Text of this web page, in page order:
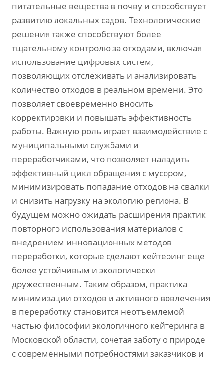
питательные вещества в почву и способствует
развитию локальных садов. Технологические
решения также способствуют более
тщательному контролю за отходами, включая
использование цифровых систем,
позволяющих отслеживать и анализировать
количество отходов в реальном времени. Это
позволяет своевременно вносить
корректировки и повышать эффективность
работы. Важную роль играет взаимодействие с
муниципальными службами и
переработчиками, что позволяет наладить
эффективный цикл обращения с мусором,
минимизировать попадание отходов на свалки
и снизить нагрузку на экологию региона. В
будущем можно ожидать расширения практик
повторного использования материалов с
внедрением инновационных методов
переработки, которые сделают кейтеринг еще
более устойчивым и экологически
дружественным. Таким образом, практика
минимизации отходов и активного вовлечения
в переработку становится неотъемлемой
частью философии экологичного кейтеринга в
Московской области, сочетая заботу о природе
с современными потребностями заказчиков и